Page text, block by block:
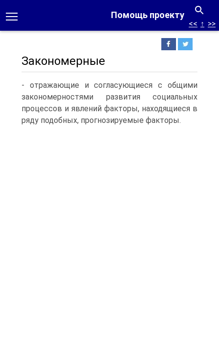
Помощь проекту
<< ↑ >>
Закономерные
- отражающие и согласующиеся с общими
закономерностями развития социальных
процессов и явлений факторы, находящиеся в
ряду подобных, прогнозируемые факторы.